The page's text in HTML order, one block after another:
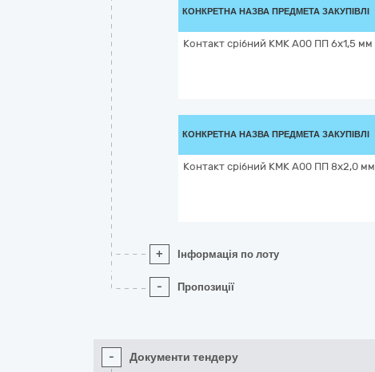
КОНКРЕТНА НАЗВА ПРЕДМЕТА ЗАКУПІВЛІ
Контакт срібний КМК А00 ПП 6х1,5 мм
КОНКРЕТНА НАЗВА ПРЕДМЕТА ЗАКУПІВЛІ
Контакт срібний КМК А00 ПП 8х2,0 мм
+ Інформація по лоту
- Пропозиції
- Документи тендеру